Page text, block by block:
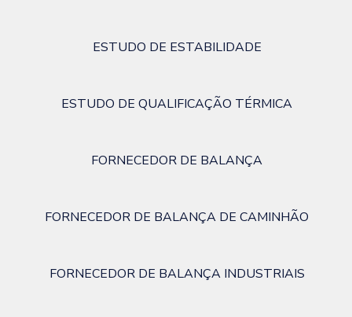
ESTUDO DE ESTABILIDADE
ESTUDO DE QUALIFICAÇÃO TÉRMICA
FORNECEDOR DE BALANÇA
FORNECEDOR DE BALANÇA DE CAMINHÃO
FORNECEDOR DE BALANÇA INDUSTRIAIS